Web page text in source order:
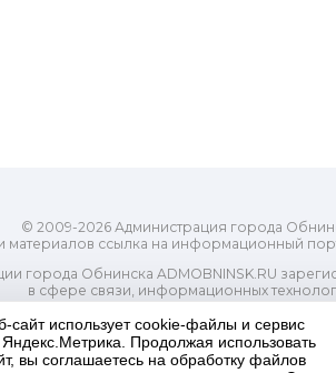
© 2009-2026 Администрация города
ссылка на информационный
города Обнинска ADMOBNINSK.RU
в сфере связи, информационных
Свидетельство о регистрации Эл № ФС77-
распорядительный орган) городского
сайт использует cookie-файлы и сервис
Яндекс.Метрика. Продолжая использовать
вы соглашаетесь на обработку файлов